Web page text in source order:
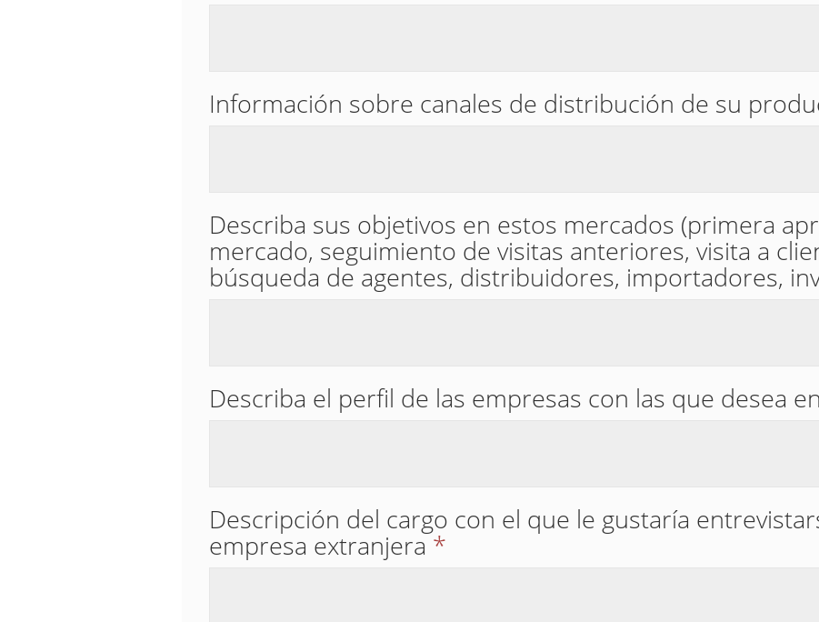
Información sobre canales de distribución de su
Describa sus objetivos en estos mercados (primera
mercado, seguimiento de visitas anteriores, visita a
búsqueda de agentes, distribuidores, importadores,
Describa el perfil de las empresas con las que desea
Descripción del cargo con el que le gustaría
empresa extranjera *